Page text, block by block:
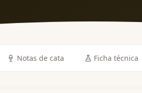
Notas de cata Ficha técnica